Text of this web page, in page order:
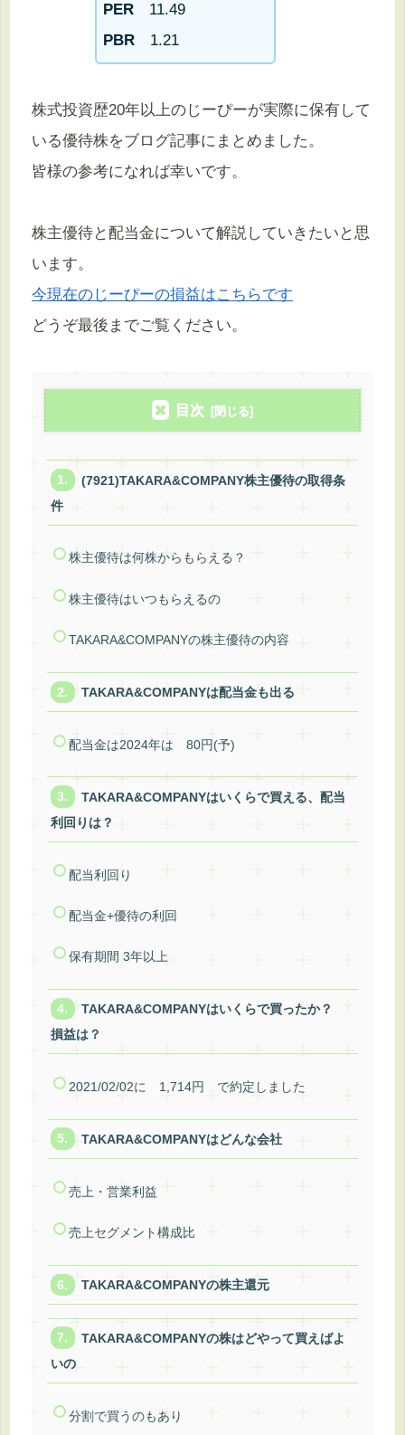
PER 11.49
PBR 1.21
株式投資歴20年以上のじーぴーが実際に保有して
いる優待株をブログ記事にまとめました。
皆様の参考になれば幸いです。
株主優待と配当金について解説していきたいと思
います。
今現在のじーぴーの損益はこちらです
どうぞ最後までご覧ください。
目次
(7921)TAKARA&COMPANY株主優待の取得条
件
株主優待は何株からもらえる？
株主優待はいつもらえるの
TAKARA&COMPANYの株主優待の内容
TAKARA&COMPANYは配当金も出る
配当金は2024年は 80円(予)
TAKARA&COMPANYはいくらで買える、配当
利回りは？
配当利回り
配当金+優待の利回
保有期間 3年以上
TAKARA&COMPANYはいくらで買ったか？
損益は？
2021/02/02に 1,714円 で約定しました
TAKARA&COMPANYはどんな会社
売上・営業利益
売上セグメント構成比
TAKARA&COMPANYの株主還元
TAKARA&COMPANYの株はどやって買えばよ
いの
分割で買うのもあり